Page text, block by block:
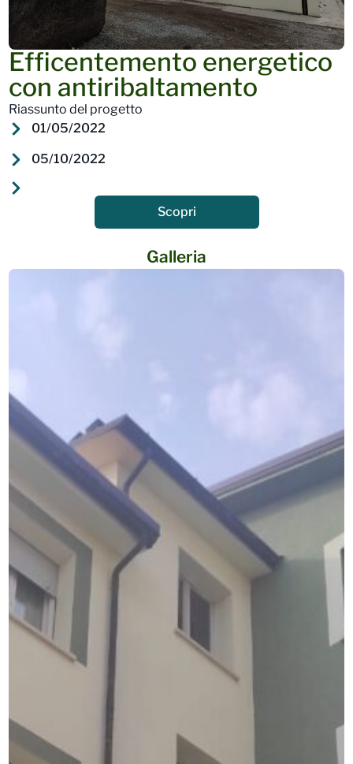
Efficentemento energetico
con antiribaltamento
Riassunto del progetto
01/05/2022
05/10/2022
Scopri
Galleria